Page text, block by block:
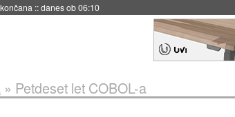
06:09
» Petdeset let COBOL-a